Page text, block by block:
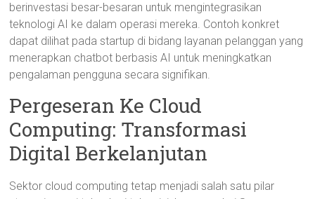
berinvestasi besar-besaran untuk mengintegrasikan
teknologi AI ke dalam operasi mereka. Contoh konkret
dapat dilihat pada startup di bidang layanan pelanggan yang
menerapkan chatbot berbasis AI untuk meningkatkan
pengalaman pengguna secara signifikan.
Pergeseran Ke Cloud
Computing: Transformasi
Digital Berkelanjutan
Sektor cloud computing tetap menjadi salah satu pilar